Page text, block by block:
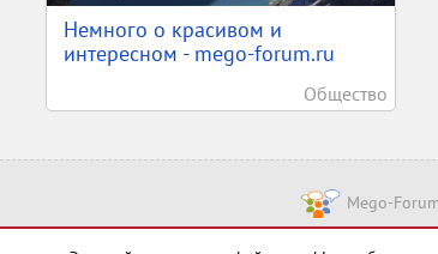
Немного о красивом и
интересном - mego-forum.ru
Общество
Mego-